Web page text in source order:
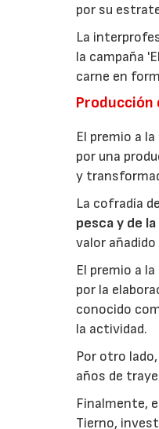
por su
La
la campaña
carne en
Producción
El premio a la
por una
y
La cofradía
pesca y de
valor
El premio a la
por la
conocido
la actividad.
Por otro
años de
Finalmente,
Tierno,